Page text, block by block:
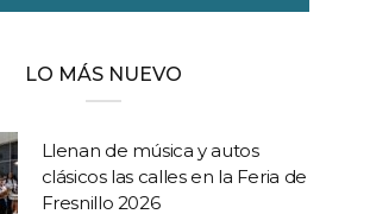
LO MÁS NUEVO
Llenan de música y autos
clásicos las calles en la Feria de
Fresnillo 2026